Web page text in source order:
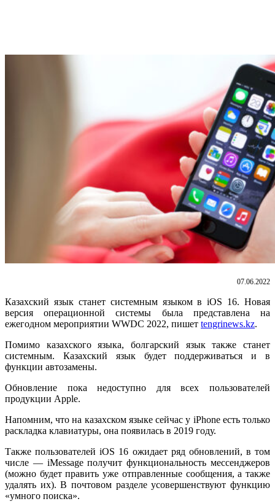
07.06.2022
Казахский язык станет системным языком в iOS 16. Новая
версия операционной системы была представлена на
ежегодном мероприятии WWDC 2022, пишет tengrinews.kz.
Помимо казахского языка, болгарский язык также станет
системным. Казахский язык будет поддерживаться и в
функции автозамены.
Обновление пока недоступно для всех пользователей
продукции Apple.
Напомним, что на казахском языке сейчас у iPhone есть только
раскладка клавиатуры, она появилась в 2019 году.
Также пользователей iOS 16 ожидает ряд обновлений, в том
числе — iMessage получит функциональность мессенджеров
(можно будет править уже отправленные сообщения, а также
удалять их). В почтовом разделе усовершенствуют функцию
«умного поиска».